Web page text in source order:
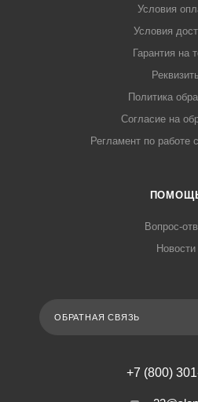
Условия
Условия
Гарантия на
Политика
Согласие на
Регламент по работе
Вопрос-
Новости
ОБРАТНАЯ СВЯЗЬ
+7 (800)